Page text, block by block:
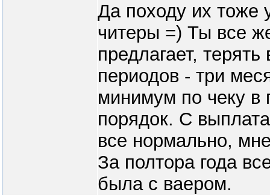
Да походу их тоже
читеры =) Ты все
предлагает,
периодов - три
минимум по чеку в
порядок. С
все нормально,
За полтора года
была с ваером.